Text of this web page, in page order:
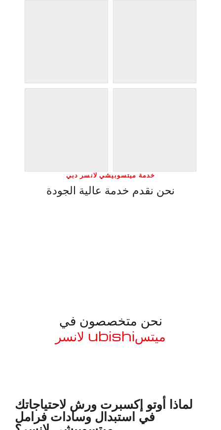
خدمة ميتسوبيشي لانسر دبي
نحن نقدم خدمة عالية الجودة
نحن متخصصون في
ميتسubishi لانسر
لماذا أوتو إكسبرت ورش لاحتياجاتك
في استبدال وسادات فرامل